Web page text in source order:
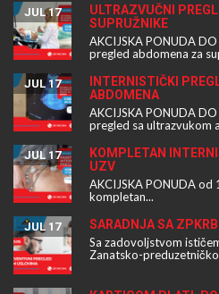
ULTRAZVUČNI
SUPRUŽNIKE
JUL 17
AKCIJSKA PONUDA
pregled abdomena za
INTERNISTIČKI
ABDOMENA
JUL 17
AKCIJSKA PONUDA
pregled sa ultrazvukom
KOMPLETAN
UZV
JUL 17
AKCIJSKA PONUDA od
kompletan...
SARADNJA SA
JUL 17
Sa zadovoljstvom
Zanatsko-